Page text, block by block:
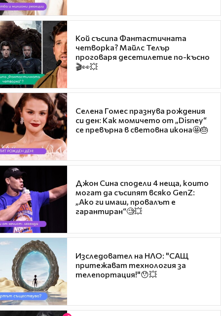
Кой съсипа Фантастичната
четворка? Майлс Телър
проговаря десетилетие по-късно
🎬👀💥
Селена Гомес празнува рождения
си ден: Как момичето от „Disney“
се превърна в световна икона🤩🎂
Джон Сина сподели 4 неща, които
могат да съсипят всяко GenZ:
„Ако ги имаш, провалът е
гарантиран“🧐💥
Изследовател на НЛО: "САЩ
притежават технология за
телепортация!"😯💥